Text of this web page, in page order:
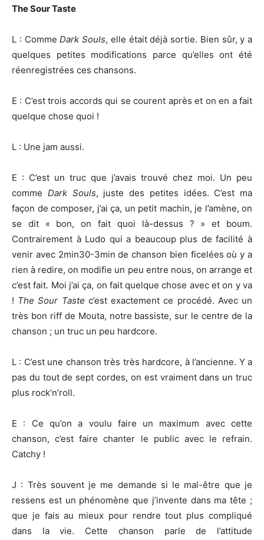
The Sour Taste
L : CommeDark Souls, elle était déjà sortie. Bien sûr, y a
quelques petites modifications parce qu’elles ont été
réenregistrées ces chansons.
E : C’est trois accords qui se courent après et on en a fait
quelque chose quoi !
L : Une jam aussi.
E : C’est un truc que j’avais trouvé chez moi. Un peu
comme Dark Souls, juste des petites idées. C’est ma
façon de composer, j’ai ça, un petit machin, je l’amène, on
se dit « bon, on fait quoi là-dessus ? » et boum.
Contrairement à Ludo qui a beaucoup plus de facilité à
venir avec 2min30-3min de chanson bien ficelées où y a
rien à redire, on modifie un peu entre nous, on arrange et
c’est fait. Moi j’ai ça, on fait quelque chose avec et on y va
! The Sour Taste c’est exactement ce procédé. Avec un
très bon riff de Mouta, notre bassiste, sur le centre de la
chanson ; un truc un peu hardcore.
L : C’est une chanson très très hardcore, à l’ancienne. Y a
pas du tout de sept cordes, on est vraiment dans un truc
plus rock’n’roll.
E : Ce qu’on a voulu faire un maximum avec cette
chanson, c’est faire chanter le public avec le refrain.
Catchy !
J : Très souvent je me demande si le mal-être que je
ressens est un phénomène que j’invente dans ma tête ;
que je fais au mieux pour rendre tout plus compliqué
dans la vie. Cette chanson parle de l’attitude